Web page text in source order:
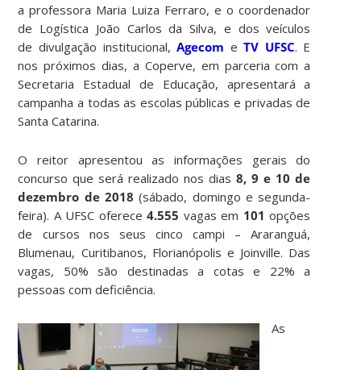
a professora Maria Luiza Ferraro, e o coordenador
de Logística João Carlos da Silva, e dos veículos
de divulgação institucional,Agecom eTV UFSC. E
nos próximos dias, a Coperve, em parceria com a
Secretaria Estadual de Educação, apresentará a
campanha a todas as escolas públicas e privadas de
Santa Catarina.
O reitor apresentou as informações gerais do
concurso que será realizado nos dias8, 9 e 10 de
dezembro de 2018(sábado, domingo e segunda-
feira). A UFSC oferece4.555 vagas em 101 opções
de cursos nos seus cinco campi – Araranguá,
Blumenau, Curitibanos, Florianópolis e Joinville. Das
vagas, 50% são destinadas a cotas e 22% a
pessoas com deficiência.
As